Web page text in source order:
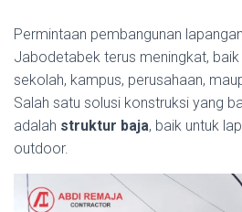
Permintaan pembangunan
Jabodetabek terus meningkat, baik
sekolah, kampus, perusahaan,
Salah satu solusi konstruksi yang
adalah struktur baja, baik untuk
outdoor.